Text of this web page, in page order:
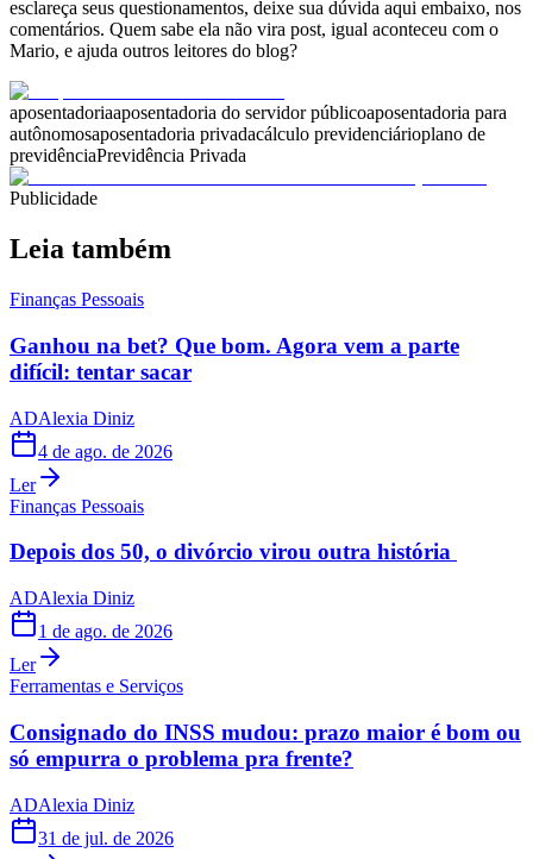
esclareça seus questionamentos, deixe sua dúvida aqui embaixo, nos
comentários. Quem sabe ela não vira post, igual aconteceu com o
Mario, e ajuda outros leitores do blog?
aposentadoriaaposentadoria do servidor públicoaposentadoria para
autônomosaposentadoria privadacálculo previdenciárioplano de
previdênciaPrevidência Privada
Publicidade
Leia também
Finanças Pessoais
Ganhou na bet? Que bom. Agora vem a parte
difícil: tentar sacar
ADAlexia Diniz
4 de ago. de 2026
Ler
Finanças Pessoais
Depois dos 50, o divórcio virou outra história
ADAlexia Diniz
1 de ago. de 2026
Ler
Ferramentas e Serviços
Consignado do INSS mudou: prazo maior é bom ou
só empurra o problema pra frente?
ADAlexia Diniz
31 de jul. de 2026